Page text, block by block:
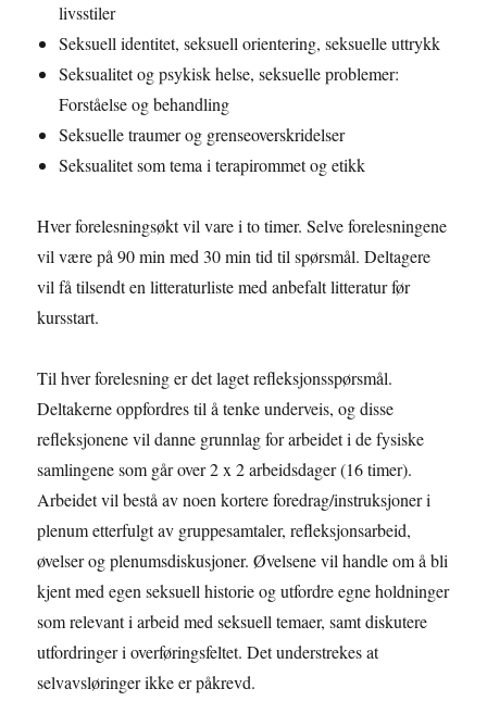
livsstiler
Seksuell identitet, seksuell orientering, seksuelle uttrykk
Seksualitet og psykisk helse, seksuelle problemer:
Forståelse og behandling
Seksuelle traumer og grenseoverskridelser
Seksualitet som tema i terapirommet og etikk
Hver forelesningsøkt vil vare i to timer. Selve forelesningene
vil være på 90 min med 30 min tid til spørsmål. Deltagere
vil få tilsendt en litteraturliste med anbefalt litteratur før
kursstart.
Til hver forelesning er det laget refleksjonsspørsmål.
Deltakerne oppfordres til å tenke underveis, og disse
refleksjonene vil danne grunnlag for arbeidet i de fysiske
samlingene som går over 2 x 2 arbeidsdager (16 timer).
Arbeidet vil bestå av noen kortere foredrag/instruksjoner i
plenum etterfulgt av gruppesamtaler, refleksjonsarbeid,
øvelser og plenumsdiskusjoner. Øvelsene vil handle om å bli
kjent med egen seksuell historie og utfordre egne holdninger
som relevant i arbeid med seksuell temaer, samt diskutere
utfordringer i overføringsfeltet. Det understrekes at
selvavsløringer ikke er påkrevd.